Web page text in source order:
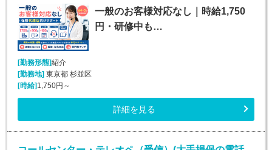
一般のお客様対応なし｜時給1,750
円・研修中も…
[勤務形態]紹介
[勤務地]東京都 杉並区
[時給]1,750円～
詳細を見る